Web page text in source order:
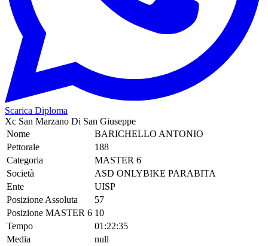
Scarica Diploma
Xc San Marzano Di San Giuseppe
Nome
BARICHELLO ANTONIO
Pettorale
188
Categoria
MASTER 6
Società
ASD ONLYBIKE PARABITA
Ente
UISP
Posizione Assoluta
57
Posizione MASTER 6 10
Tempo
01:22:35
Media
null